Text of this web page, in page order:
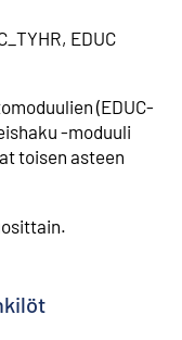
EDUC
(EDUC-
-moduuli
toisen asteen